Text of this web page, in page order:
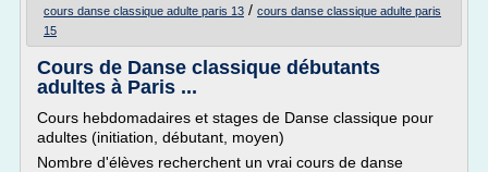
cours danse classique adulte paris 13 / cours danse classique adulte paris
15
Cours de Danse classique débutants
adultes à Paris ...
Cours hebdomadaires et stages de Danse classique pour
adultes (initiation, débutant, moyen)
Nombre d'élèves recherchent un vrai cours de danse